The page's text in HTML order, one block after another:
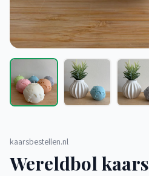
kaarsbestellen.nl
Wereldbol kaars